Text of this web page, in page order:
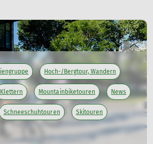
Hoch-/Bergtour, Wandern
Klettern Mountainbiketouren News
Schneeschuhtouren Skitouren